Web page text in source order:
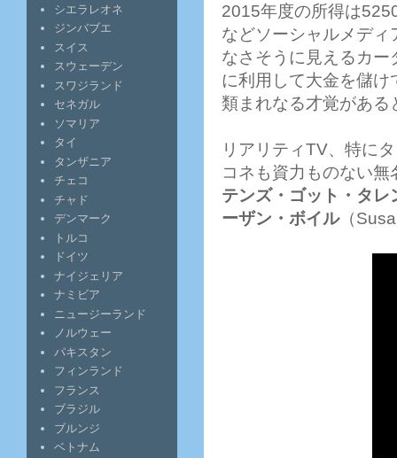
2015年度の所得は
などソーシャルメデ
なさそうに見えるカ
に利用して大金を儲
類まれなる才覚がある
リアリティTV、特に
コネも資力ものない
テンズ・ゴット・タレ
ーザン・ボイル（
シエラレオネ
ジンバブエ
スイス
スウェーデン
スワジランド
セネガル
ソマリア
タイ
タンザニア
チェコ
チャド
デンマーク
トルコ
ドイツ
ナイジェリア
ナミビア
ニュージーランド
ノルウェー
パキスタン
フィンランド
フランス
ブラジル
ブルンジ
ベトナム